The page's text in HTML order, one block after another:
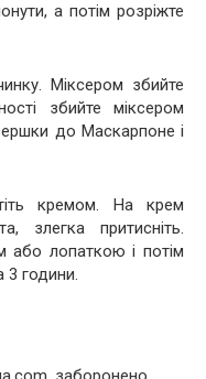
а потім розріжте
Міксером збийте
збийте міксером
до Маскарпоне і
кремом. На крем
злегка притисніть.
або лопаткою і потім
3 години.